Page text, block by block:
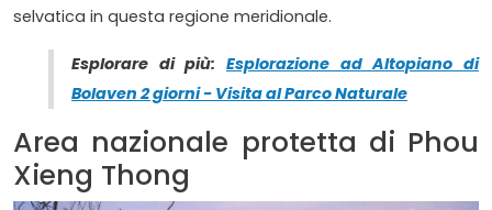
selvatica in questa regione meridionale.
Esplorare di più: Esplorazione ad Altopiano di
Bolaven 2 giorni - Visita al Parco Naturale
Area nazionale protetta di Phou
Xieng Thong